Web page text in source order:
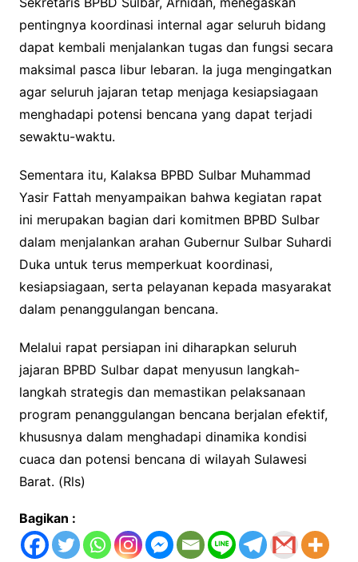
pentingnya koordinasi internal agar seluruh bidang
dapat kembali menjalankan tugas dan fungsi secara
maksimal pasca libur lebaran. Ia juga mengingatkan
agar seluruh jajaran tetap menjaga kesiapsiagaan
menghadapi potensi bencana yang dapat terjadi
sewaktu-waktu.
Sementara itu, Kalaksa BPBD Sulbar Muhammad
Yasir Fattah menyampaikan bahwa kegiatan rapat
ini merupakan bagian dari komitmen BPBD Sulbar
dalam menjalankan arahan Gubernur Sulbar Suhardi
Duka untuk terus memperkuat koordinasi,
kesiapsiagaan, serta pelayanan kepada masyarakat
dalam penanggulangan bencana.
Melalui rapat persiapan ini diharapkan seluruh
jajaran BPBD Sulbar dapat menyusun langkah-
langkah strategis dan memastikan pelaksanaan
program penanggulangan bencana berjalan efektif,
khususnya dalam menghadapi dinamika kondisi
cuaca dan potensi bencana di wilayah Sulawesi
Barat. (Rls)
Bagikan :